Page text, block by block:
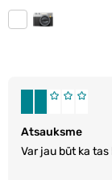
Atsauksme
Var jau būt ka